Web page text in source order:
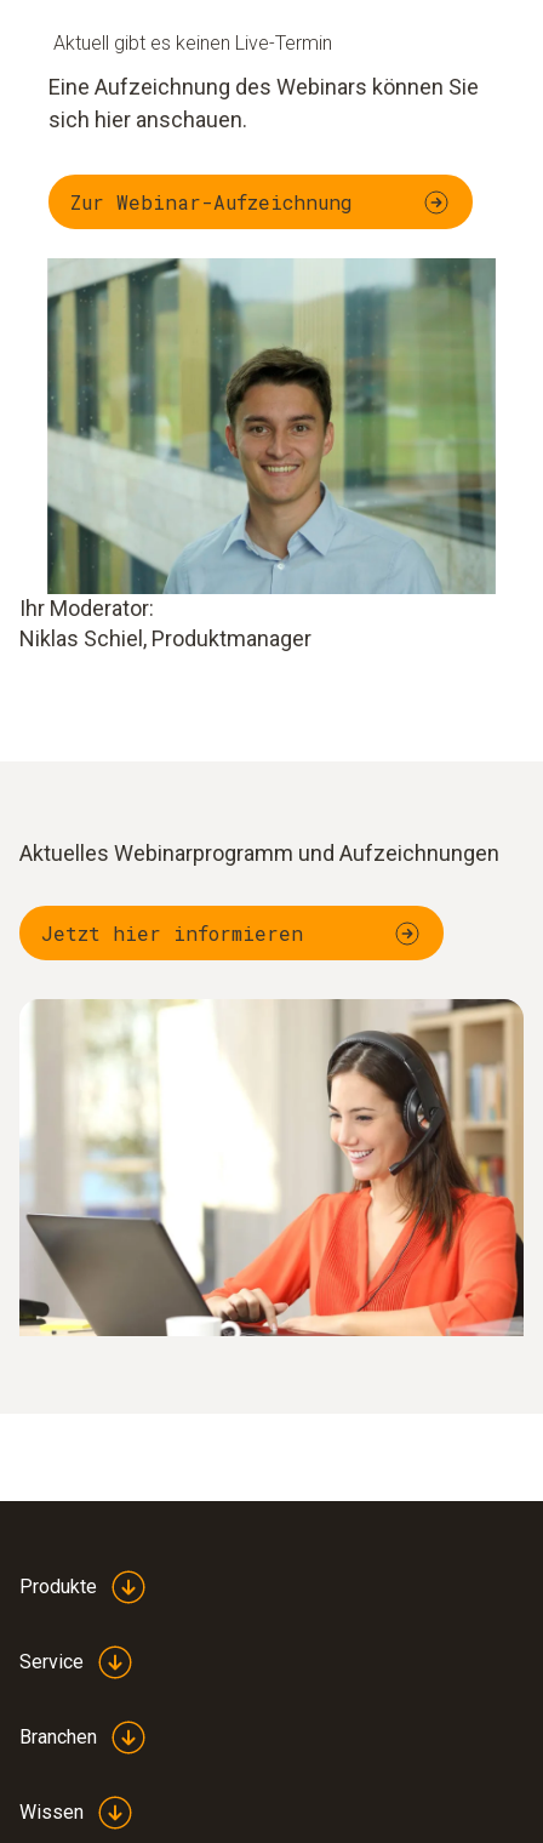
Aktuell gibt es keinen Live-Termin
Eine Aufzeichnung des Webinars können Sie
sich hier anschauen.
Zur Webinar-Aufzeichnung
Ihr Moderator:
Niklas Schiel, Produktmanager
Aktuelles Webinarprogramm und Aufzeichnungen
Jetzt hier informieren
Produkte
Service
Branchen
Wissen